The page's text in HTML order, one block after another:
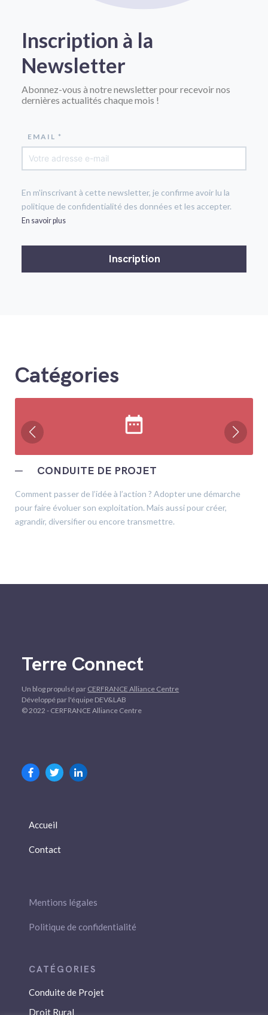
Inscription à la
Newsletter
Abonnez-vous à notre newsletter pour recevoir nos
dernières actualités chaque mois !
EMAIL *
En m'inscrivant à cette newsletter, je confirme avoir lu la
politique de confidentialité des données et les accepter.
En savoir plus
Catégories
date_range
─ CONDUITE DE PROJET
Comment passer de l’idée à l’action ? Adopter une démarche
pour faire évoluer son exploitation. Mais aussi pour créer,
agrandir, diversifier ou encore transmettre.
Terre Connect
Un blog propulsé par CERFRANCE Alliance Centre
Développé par l'équipe DEV&LAB
© 2022 - CERFRANCE Alliance Centre
Accueil
Contact
Mentions légales
Politique de confidentialité
Conduite de Projet
Droit Rural